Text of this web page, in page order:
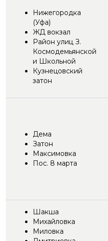
Нижегородка
(Уфа)
ЖД вокзал
Район улиц З.
Космодемьянской
и Школьной
Кузнецовский
затон
Дема
Затон
Максимовка
Пос. 8 марта
Шакша
Михайловка
Миловка